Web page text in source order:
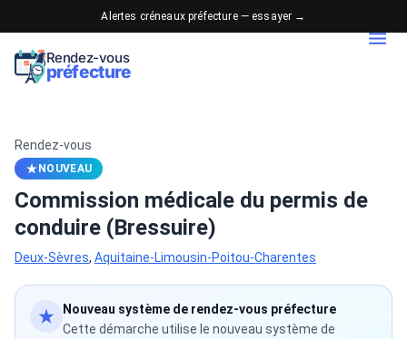
Alertes créneaux préfecture — essayer →
Rendez-vous
préfecture
Rendez-vous
NOUVEAU
Commission médicale du permis de
conduire (Bressuire)
Deux-Sèvres, Aquitaine-Limousin-Poitou-Charentes
Nouveau système de rendez-vous préfecture
Cette démarche utilise le nouveau système de